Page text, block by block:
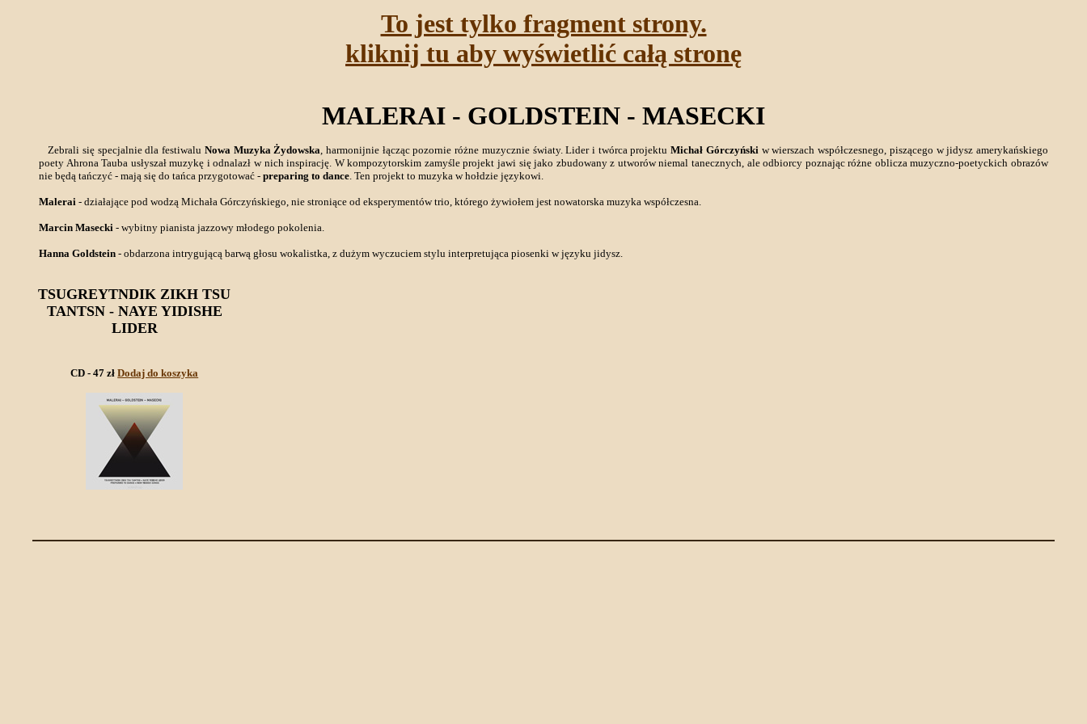
To jest tylko fragment strony.
kliknij tu aby wyświetlić całą stronę
MALERAI - GOLDSTEIN - MASECKI
Zebrali się specjalnie dla festiwalu Nowa Muzyka Żydowska, harmonijnie łącząc pozornie różne muzycznie światy. Lider i twórca projektuMichał Górczyńskiw wierszach współczesnego, piszącego w jidysz amerykańskiego
poety Ahrona Tauba usłyszał muzykę i odnalazł w nich inspirację. W kompozytorskim zamyśle projekt jawi się jako zbudowany z utworów niemal tanecznych, ale odbiorcy poznając różne oblicza muzyczno-poetyckich obrazów
nie będą tańczyć - mają się do tańca przygotować - preparing to dance. Ten projekt to muzyka w hołdzie językowi.
Malerai - działające pod wodzą Michała Górczyńskiego, nie stroniące od eksperymentów trio, którego żywiołem jest nowatorska muzyka współczesna.
Marcin Masecki - wybitny pianista jazzowy młodego pokolenia.
Hanna Goldstein - obdarzona intrygującą barwą głosu wokalistka, z dużym wyczuciem stylu interpretująca piosenki w języku jidysz.
TSUGREYTNDIK ZIKH TSU
TANTSN - NAYE YIDISHE
LIDER
CD - 47 złDodaj do koszyka